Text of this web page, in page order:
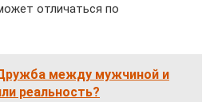
отличаться по
между мужчиной и
реальность?